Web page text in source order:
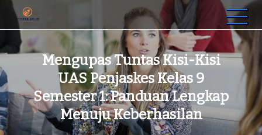
Skip
contentsttrbb.ac.id
Sekolah Tinggi Teknologi Riset Bumi Banua
Mengupas Tuntas Kisi-Kisi
UAS Penjaskes Kelas 9
Semester 1: Panduan Lengkap
Menuju Keberhasilan